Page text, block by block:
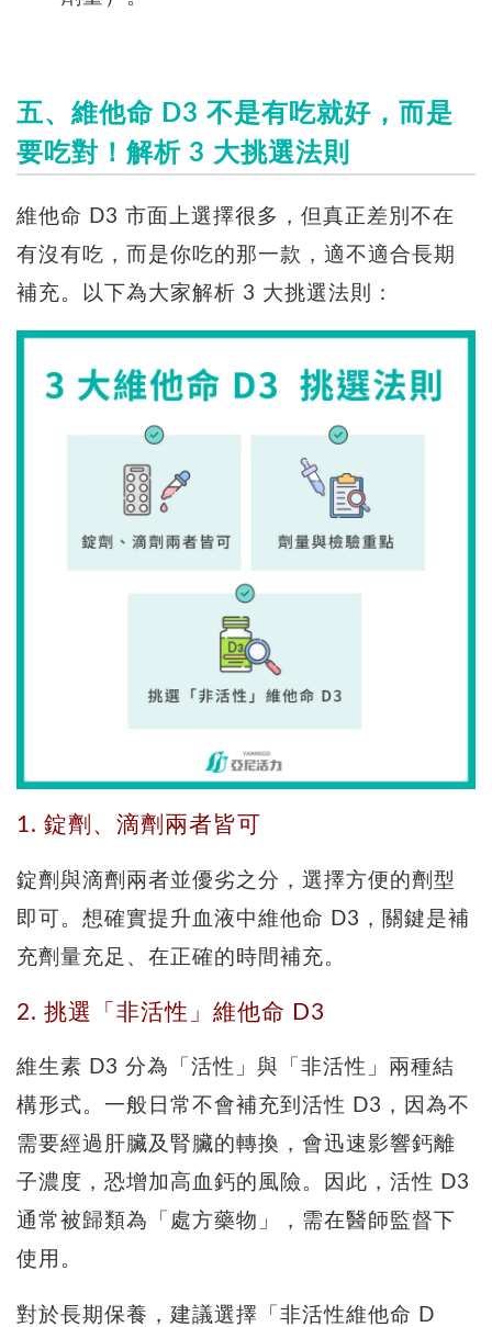
五、維他命 D3 不是有吃就好，而是
要吃對！解析 3 大挑選法則
維他命 D3 市面上選擇很多，但真正差別不在
有沒有吃，而是你吃的那一款，適不適合長期
補充。以下為大家解析 3 大挑選法則：
1. 錠劑、滴劑兩者皆可
錠劑與滴劑兩者並優劣之分，選擇方便的劑型
即可。想確實提升血液中維他命 D3，關鍵是補
充劑量充足、在正確的時間補充。
2. 挑選「非活性」維他命 D3
維生素 D3 分為「活性」與「非活性」兩種結
構形式。一般日常不會補充到活性 D3，因為不
需要經過肝臟及腎臟的轉換，會迅速影響鈣離
子濃度，恐增加高血鈣的風險。因此，活性 D3
通常被歸類為「處方藥物」，需在醫師監督下
使用。
對於長期保養，建議選擇「非活性維他命 D